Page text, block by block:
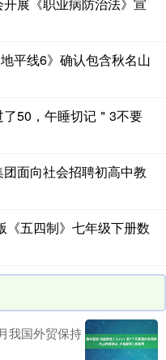
展《职业病防治法》宣
平线6》确认包含秋名山
50，午睡切记＂3不要
面向社会招聘初高中教
《五四制》七年级下册数
我国外贸保持